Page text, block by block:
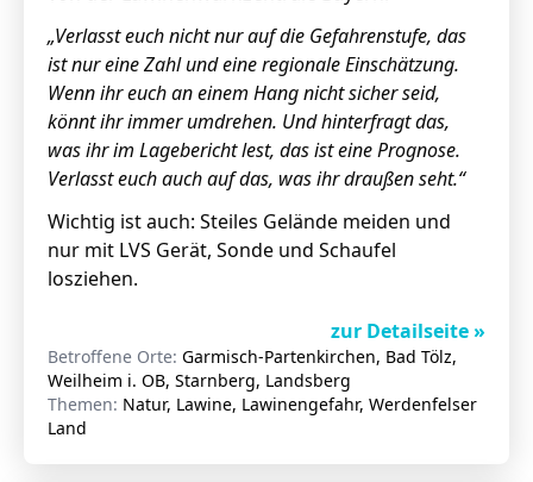
„Verlasst euch nicht nur auf die Gefahrenstufe, das
ist nur eine Zahl und eine regionale Einschätzung.
Wenn ihr euch an einem Hang nicht sicher seid,
könnt ihr immer umdrehen. Und hinterfragt das,
was ihr im Lagebericht lest, das ist eine Prognose.
Verlasst euch auch auf das, was ihr draußen seht.“
Wichtig ist auch: Steiles Gelände meiden und
nur mit LVS Gerät, Sonde und Schaufel
losziehen.
zur Detailseite »
Betroffene Orte: Garmisch-Partenkirchen, Bad Tölz,
Weilheim i. OB, Starnberg, Landsberg
Themen: Natur, Lawine, Lawinengefahr, Werdenfelser
Land